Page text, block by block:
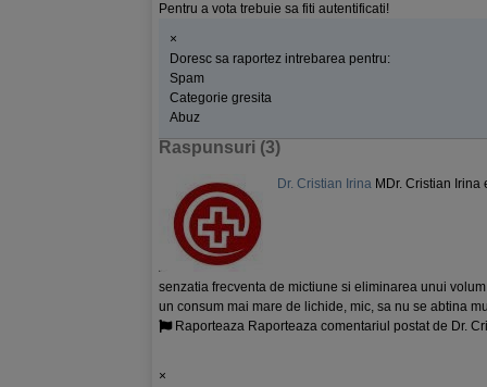
Pentru a vota trebuie sa fiti autentificati!
×
Doresc sa raportez intrebarea pentru:
Spam
Categorie gresita
Abuz
Raspunsuri (3)
Dr. Cristian Irina M Dr. Cristian Irina
senzatia frecventa de mictiune si eliminarea unui
un consum mai mare de lichide, mic, sa nu se abtina
Raporteaza Raporteaza comentariul postat de Dr.
×